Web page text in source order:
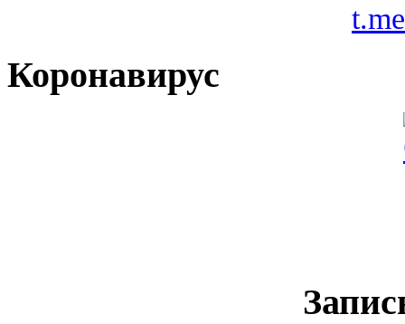
Коронавирус